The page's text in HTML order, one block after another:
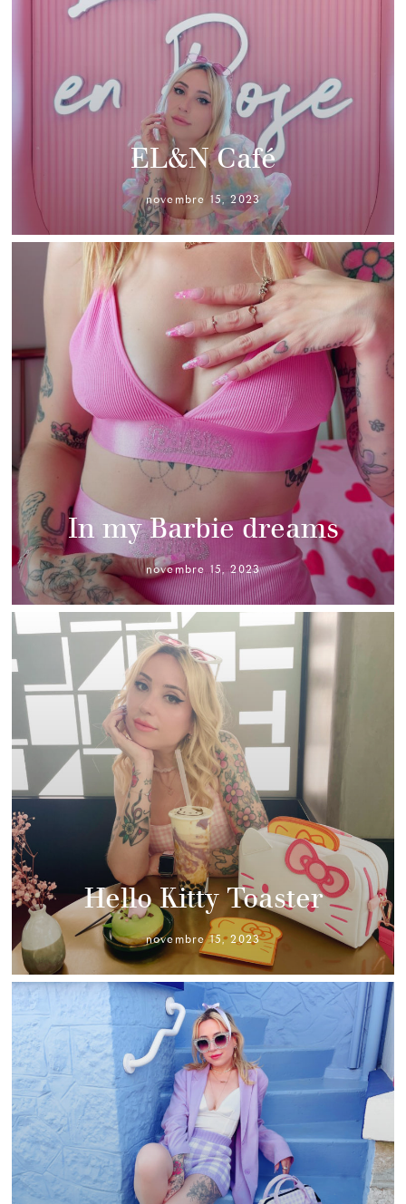
EL&N Café
novembre 15, 2023
In my Barbie dreams
novembre 15, 2023
Hello Kitty Toaster
novembre 15, 2023